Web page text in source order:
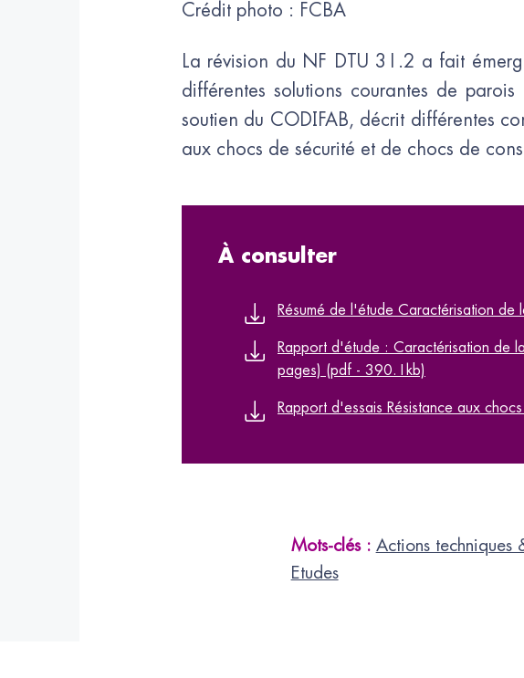
Crédit photo : FCBA
La révision du NF DTU 31.2 a fait
différentes solutions courantes de
soutien du CODIFAB, décrit différentes
aux chocs de sécurité et de chocs de
À consulter
Résumé de l'étude Caractérisation
Rapport d'étude : Caractérisation de
pages) (pdf - 390.1kb)
Rapport d'essais Résistance aux
Mots-clés : Actions techniques
Etudes